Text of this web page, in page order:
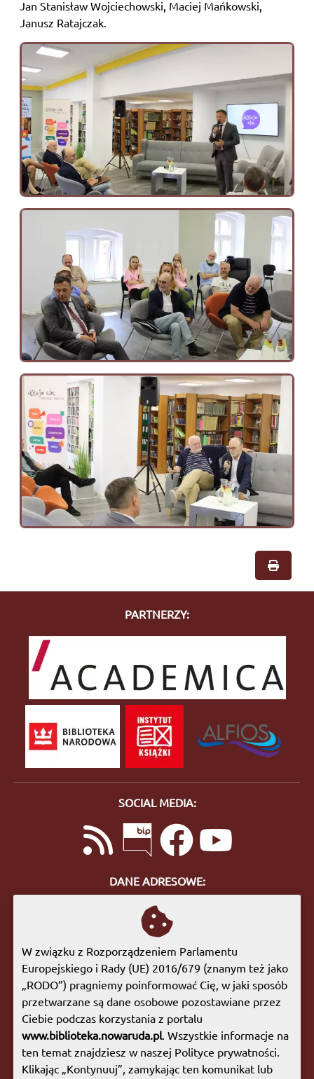
Jan Stanisław Wojciechowski, Maciej Mańkowski,
Janusz Ratajczak.
PARTNERZY:
SOCIAL MEDIA:
DANE ADRESOWE:
ul. Bohaterów Getta 10
57-400 Nowa Ruda
tel. 74 872 46 96
biuro@biblioteka.nowaruda.pl
GODZINY OTWARCIA:
Poniedziałek:
09:00 - 17:00
Wtorek:
09:00 - 17:00
Środa:
09:00 - 17:00
Czwartek:
08:00 - 15:30
W związku z Rozporządzeniem Parlamentu
Europejskiego i Rady (UE) 2016/679 (znanym też jako
„RODO”) pragniemy poinformować Cię, w jaki sposób
przetwarzane są dane osobowe pozostawiane przez
Ciebie podczas korzystania z portalu
www.biblioteka.nowaruda.pl. Wszystkie informacje na
ten temat znajdziesz w naszej Polityce prywatności.
Klikając „Kontynuuj”, zamykając ten komunikat lub